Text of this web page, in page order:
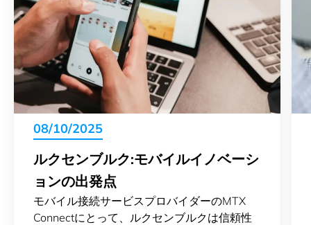
08/10/2025
ルクセンブルク:モバイルイノベーシ
ョンの出発点
モバイル接続サービスプロバイダーのMTX
Connectにとって、ルクセンブルクは信頼性